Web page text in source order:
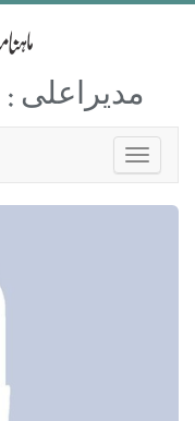
مدیراعلی :